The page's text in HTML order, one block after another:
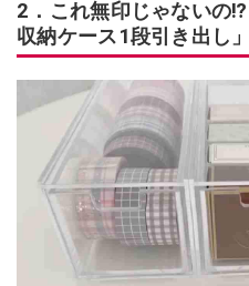
2．これ無印じゃないの
収納ケース1段引き出し」